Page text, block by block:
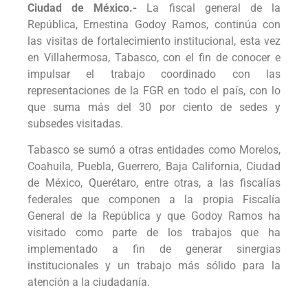
Ciudad de México.- La fiscal general de la
República, Ernestina Godoy Ramos, continúa con
las visitas de fortalecimiento institucional, esta vez
en Villahermosa, Tabasco, con el fin de conocer e
impulsar el trabajo coordinado con las
representaciones de la FGR en todo el país, con lo
que suma más del 30 por ciento de sedes y
subsedes visitadas.
Tabasco se sumó a otras entidades como Morelos,
Coahuila, Puebla, Guerrero, Baja California, Ciudad
de México, Querétaro, entre otras, a las fiscalías
federales que componen a la propia Fiscalía
General de la República y que Godoy Ramos ha
visitado como parte de los trabajos que ha
implementado a fin de generar sinergias
institucionales y un trabajo más sólido para la
atención a la ciudadanía.